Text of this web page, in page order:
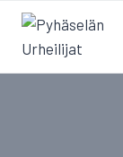
Siirry
sisältöön